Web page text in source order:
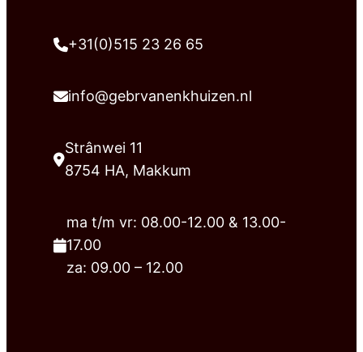
+31(0)515 23 26 65
info@gebrvanenkhuizen.nl
Strânwei 11
8754 HA, Makkum
ma t/m vr: 08.00-12.00 & 13.00-
17.00
za: 09.00 – 12.00